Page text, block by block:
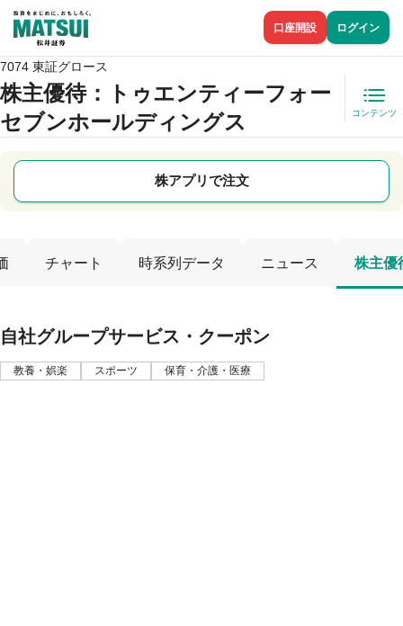
口座開設 ログイン
7074 東証グロース
株主優待：トゥエンティーフォー
セブンホールディングス
コンテンツ
株アプリで注文
チャート 時系列データ ニュース 株主優
自社グループサービス・クーポン
教養・娯楽 スポーツ 保育・介護・医療